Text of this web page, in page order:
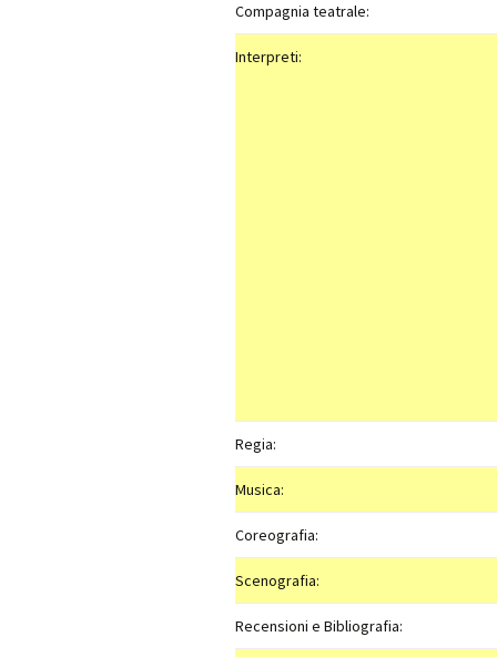
Compagnia teatrale:
Interpreti:
Regia:
Musica:
Coreografia:
Scenografia:
Recensioni e Bibliografia: